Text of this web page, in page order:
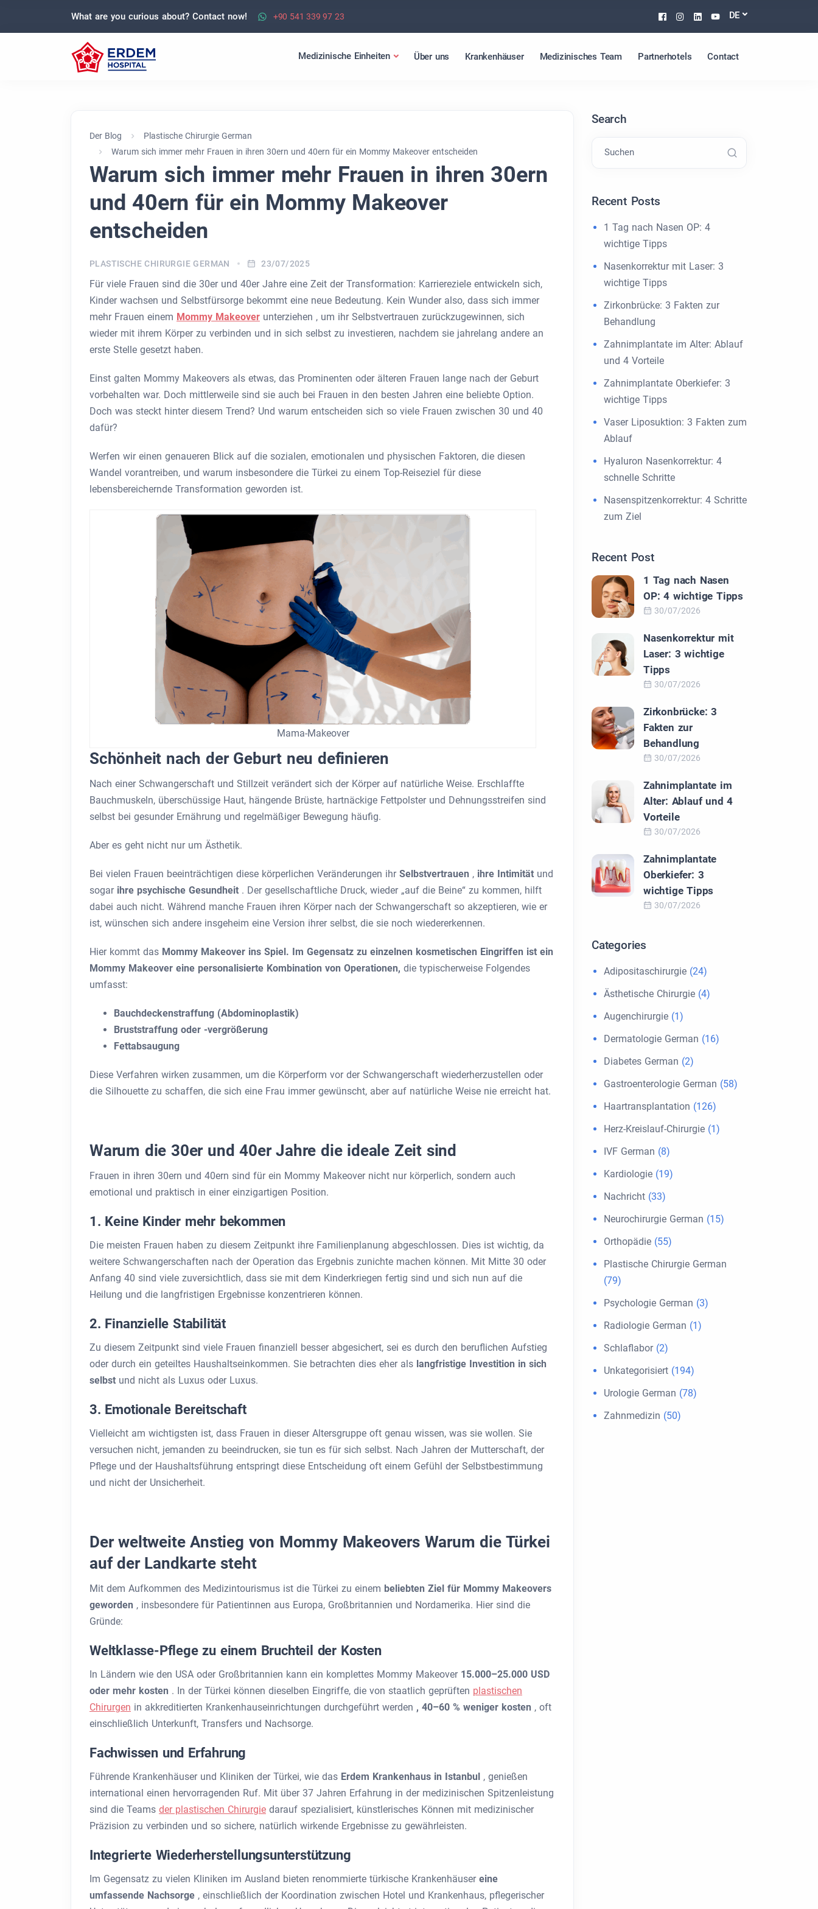
What are you curious about? Contact now! +90 541 339 97 23 Facebook
Instagram
Linkedin
Youtube
DE
Medizinische Einheiten Über uns Krankenhäuser Medizinisches Team Partnerhotels Contact
Der Blog
Plastische Chirurgie German
Warum sich immer mehr Frauen in ihren 30ern und 40ern für ein Mommy Makeover entscheiden
Warum sich immer mehr Frauen in ihren 30ern
und 40ern für ein Mommy Makeover
entscheiden
PLASTISCHE CHIRURGIE GERMAN 23/07/2025
Für viele Frauen sind die 30er und 40er Jahre eine Zeit der Transformation: Karriereziele entwickeln sich,
Kinder wachsen und Selbstfürsorge bekommt eine neue Bedeutung. Kein Wunder also, dass sich immer
mehr Frauen einem Mommy Makeover unterziehen , um ihr Selbstvertrauen zurückzugewinnen, sich
wieder mit ihrem Körper zu verbinden und in sich selbst zu investieren, nachdem sie jahrelang andere an
erste Stelle gesetzt haben.
Einst galten Mommy Makeovers als etwas, das Prominenten oder älteren Frauen lange nach der Geburt
vorbehalten war. Doch mittlerweile sind sie auch bei Frauen in den besten Jahren eine beliebte Option.
Doch was steckt hinter diesem Trend? Und warum entscheiden sich so viele Frauen zwischen 30 und 40
dafür?
Werfen wir einen genaueren Blick auf die sozialen, emotionalen und physischen Faktoren, die diesen
Wandel vorantreiben, und warum insbesondere die Türkei zu einem Top-Reiseziel für diese
lebensbereichernde Transformation geworden ist.
Mama-Makeover
Schönheit nach der Geburt neu definieren
Nach einer Schwangerschaft und Stillzeit verändert sich der Körper auf natürliche Weise. Erschlaffte
Bauchmuskeln, überschüssige Haut, hängende Brüste, hartnäckige Fettpolster und Dehnungsstreifen sind
selbst bei gesunder Ernährung und regelmäßiger Bewegung häufig.
Aber es geht nicht nur um Ästhetik.
Bei vielen Frauen beeinträchtigen diese körperlichen Veränderungen ihr Selbstvertrauen , ihre Intimität und
sogar ihre psychische Gesundheit . Der gesellschaftliche Druck, wieder „auf die Beine“ zu kommen, hilft
dabei auch nicht. Während manche Frauen ihren Körper nach der Schwangerschaft so akzeptieren, wie er
ist, wünschen sich andere insgeheim eine Version ihrer selbst, die sie noch wiedererkennen.
Hier kommt das Mommy Makeover ins Spiel. Im Gegensatz zu einzelnen kosmetischen Eingriffen ist ein
Mommy Makeover eine personalisierte Kombination von Operationen, die typischerweise Folgendes
umfasst:
Bauchdeckenstraffung (Abdominoplastik)
Bruststraffung oder -vergrößerung
Fettabsaugung
Diese Verfahren wirken zusammen, um die Körperform vor der Schwangerschaft wiederherzustellen oder
die Silhouette zu schaffen, die sich eine Frau immer gewünscht, aber auf natürliche Weise nie erreicht hat.
Warum die 30er und 40er Jahre die ideale Zeit sind
Frauen in ihren 30ern und 40ern sind für ein Mommy Makeover nicht nur körperlich, sondern auch
emotional und praktisch in einer einzigartigen Position.
1. Keine Kinder mehr bekommen
Die meisten Frauen haben zu diesem Zeitpunkt ihre Familienplanung abgeschlossen. Dies ist wichtig, da
weitere Schwangerschaften nach der Operation das Ergebnis zunichte machen können. Mit Mitte 30 oder
Anfang 40 sind viele zuversichtlich, dass sie mit dem Kinderkriegen fertig sind und sich nun auf die
Heilung und die langfristigen Ergebnisse konzentrieren können.
2. Finanzielle Stabilität
Zu diesem Zeitpunkt sind viele Frauen finanziell besser abgesichert, sei es durch den beruflichen Aufstieg
oder durch ein geteiltes Haushaltseinkommen. Sie betrachten dies eher als langfristige Investition in sich
selbst und nicht als Luxus oder Luxus.
3. Emotionale Bereitschaft
Vielleicht am wichtigsten ist, dass Frauen in dieser Altersgruppe oft genau wissen, was sie wollen. Sie
versuchen nicht, jemanden zu beeindrucken, sie tun es für sich selbst. Nach Jahren der Mutterschaft, der
Pflege und der Haushaltsführung entspringt diese Entscheidung oft einem Gefühl der Selbstbestimmung
und nicht der Unsicherheit.
Der weltweite Anstieg von Mommy Makeovers Warum die Türkei
auf der Landkarte steht
Mit dem Aufkommen des Medizintourismus ist die Türkei zu einem beliebten Ziel für Mommy Makeovers
geworden , insbesondere für Patientinnen aus Europa, Großbritannien und Nordamerika. Hier sind die
Gründe:
Weltklasse-Pflege zu einem Bruchteil der Kosten
In Ländern wie den USA oder Großbritannien kann ein komplettes Mommy Makeover 15.000–25.000 USD
oder mehr kosten . In der Türkei können dieselben Eingriffe, die von staatlich geprüften plastischen
Chirurgen in akkreditierten Krankenhauseinrichtungen durchgeführt werden , 40–60 % weniger kosten , oft
einschließlich Unterkunft, Transfers und Nachsorge.
Fachwissen und Erfahrung
Führende Krankenhäuser und Kliniken der Türkei, wie das Erdem Krankenhaus in Istanbul , genießen
international einen hervorragenden Ruf. Mit über 37 Jahren Erfahrung in der medizinischen Spitzenleistung
sind die Teams der plastischen Chirurgie darauf spezialisiert, künstlerisches Können mit medizinischer
Präzision zu verbinden und so sichere, natürlich wirkende Ergebnisse zu gewährleisten.
Integrierte Wiederherstellungsunterstützung
Im Gegensatz zu vielen Kliniken im Ausland bieten renommierte türkische Krankenhäuser eine
umfassende Nachsorge , einschließlich der Koordination zwischen Hotel und Krankenhaus, pflegerischer
Search
Suchen
Recent Posts
1 Tag nach Nasen OP: 4
wichtige Tipps
Nasenkorrektur mit Laser: 3
wichtige Tipps
Zirkonbrücke: 3 Fakten zur
Behandlung
Zahnimplantate im Alter: Ablauf
und 4 Vorteile
Zahnimplantate Oberkiefer: 3
wichtige Tipps
Vaser Liposuktion: 3 Fakten zum
Ablauf
Hyaluron Nasenkorrektur: 4
schnelle Schritte
Nasenspitzenkorrektur: 4 Schritte
zum Ziel
Recent Post
1 Tag nach Nasen
OP: 4 wichtige Tipps
30/07/2026
Nasenkorrektur mit
Laser: 3 wichtige
Tipps
30/07/2026
Zirkonbrücke: 3
Fakten zur
Behandlung
30/07/2026
Zahnimplantate im
Alter: Ablauf und 4
Vorteile
30/07/2026
Zahnimplantate
Oberkiefer: 3
wichtige Tipps
30/07/2026
Categories
Adipositaschirurgie (24)
Ästhetische Chirurgie (4)
Augenchirurgie (1)
Dermatologie German (16)
Diabetes German (2)
Gastroenterologie German (58)
Haartransplantation (126)
Herz-Kreislauf-Chirurgie (1)
IVF German (8)
Kardiologie (19)
Nachricht (33)
Neurochirurgie German (15)
Orthopädie (55)
Plastische Chirurgie German
(79)
Psychologie German (3)
Radiologie German (1)
Schlaflabor(2)
Unkategorisiert (194)
Urologie German (78)
Zahnmedizin (50)